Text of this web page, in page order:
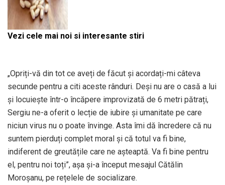
Vezi cele mai noi si interesante stiri
„Opriți-vă din tot ce aveți de făcut și acordați-mi câteva
secunde pentru a citi aceste rânduri. Deși nu are o casă a lui
și locuiește într-o încăpere improvizată de 6 metri pătrați,
Sergiu ne-a oferit o lecție de iubire și umanitate pe care
niciun virus nu o poate învinge. Asta îmi dă încredere că nu
suntem pierduți complet moral și că totul va fi bine,
indiferent de greutățile care ne așteaptă. Va fi bine pentru
el, pentru noi toți”, așa și-a început mesajul Cătălin
Moroșanu, pe rețelele de socializare.